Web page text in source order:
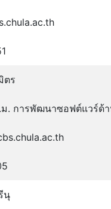
ตร
. การพัฒนาซอฟต์แวร์ด้
นุ